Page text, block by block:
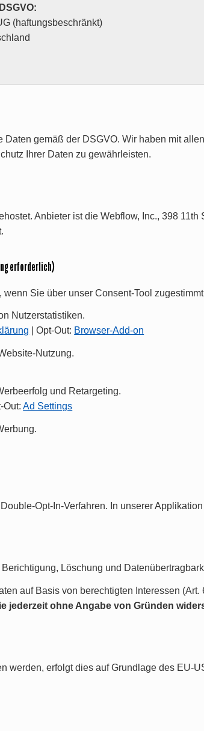
(haftungsbeschränkt)
gemäß der DSGVO. Wir haben mit
Ihrer Daten zu gewährleisten.
Anbieter ist die Webflow, Inc., 398
erforderlich)
Sie über unser Consent-Tool
Nutzerstatistiken.
| Opt-Out: Browser-Add-on
Nutzung.
und Retargeting.
Out:Ad Settings
Opt-In-Verfahren. In unserer
Löschung und
auf Basis von berechtigten Interessen
jederzeit ohne Angabe von Gründen
werden, erfolgt dies auf Grundlage des EU-